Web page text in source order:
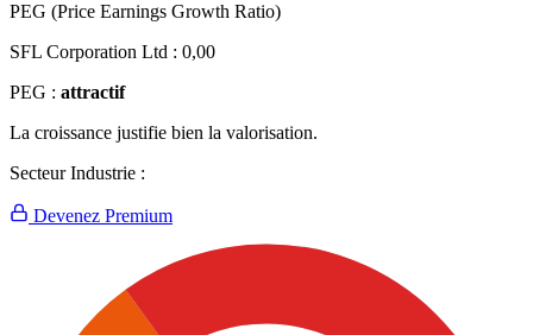
PEG (Price Earnings Growth Ratio)
SFL Corporation Ltd : 0,00
PEG : attractif
La croissance justifie bien la valorisation.
Secteur Industrie :
Devenez Premium